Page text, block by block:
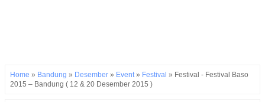
Home » Bandung » Desember » Event» Festival » Festival - Festival Baso
2015 – Bandung ( 12 & 20 Desember 2015 )